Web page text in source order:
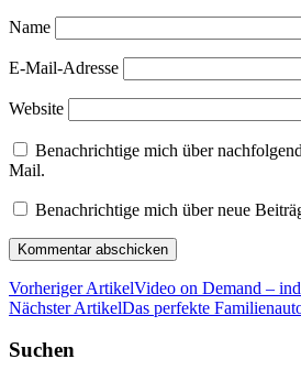
Name
E-Mail-Adresse
Website
Benachrichtige mich über
Mail.
Benachrichtige mich über neue
Vorheriger ArtikelVideo on Demand –
Nächster ArtikelDas perfekte
Suchen